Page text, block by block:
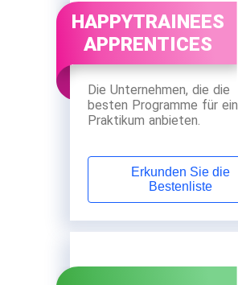
HAPPYTRAINEES
APPRENTICES
Die Unternehmen, die die
besten Programme für ein
Praktikum anbieten.
Erkunden Sie die
Bestenliste